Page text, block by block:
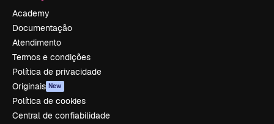
Academy
Documentação
Atendimento
Termos e condições
Política de privacidade
Originais New
Política de cookies
Central de confiabilidade